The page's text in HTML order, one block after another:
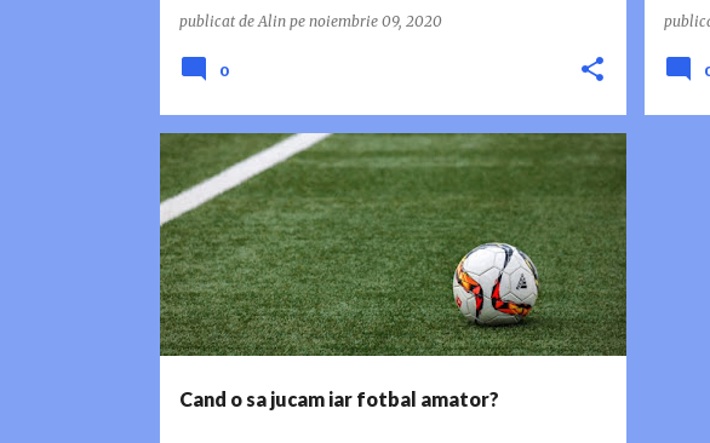
publicat deAlin pe noiembrie 09, 2020
0
Cand o sa jucam iar fotbal amator?
FOTBAL AMATOR